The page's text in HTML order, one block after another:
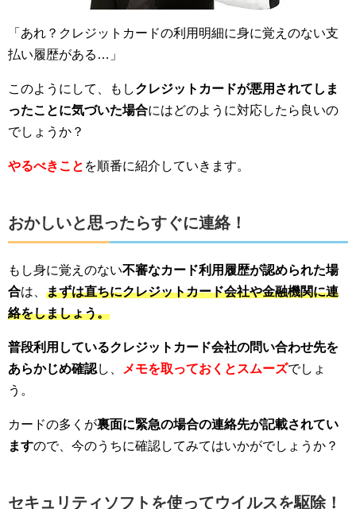
「あれ？クレジットカードの利用明細に身に覚えのない支
払い履歴がある…」
このようにして、もしクレジットカードが悪用されてしま
ったことに気づいた場合にはどのように対応したら良いの
でしょうか？
やるべきこと を順番に紹介していきます。
おかしいと思ったらすぐに連絡！
もし身に覚えのない不審なカード利用履歴が認められた場
合は、 まずは直ちにクレジットカード会社や金融機関に連
絡をしましょう。
普段利用しているクレジットカード会社の問い合わせ先を
あらかじめ確認し、 メモを取っておくとスムーズでしょ
う。
カードの多くが裏面に緊急の場合の連絡先が記載されてい
ますので、今のうちに確認してみてはいかがでしょうか？
セキュリティソフトを使ってウイルスを駆除！